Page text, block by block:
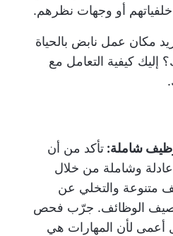
أو وجهات نظرهم.
مكان عمل نابض بالحياة
إليك كيفية التعامل مع
شاملة: تأكد من أن
وشاملة من خلال
متنوعة والتخلي عن
الوظائف. جرّب فحص
أعمى لأن المهارات هي